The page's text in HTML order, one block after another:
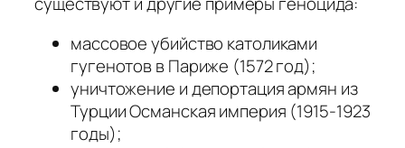
массовое убийство католиками
гугенотов в Париже (1572 год);
уничтожение и депортация армян из
Турции Османская империя (1915-1923
годы);